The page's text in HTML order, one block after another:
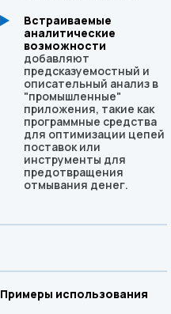
Встраиваемые
аналитические
возможности
добавляют
предсказуемостный и
описательный анализ в
"промышленные"
приложения, такие как
программные средства
для оптимизации цепей
поставок или
инструменты для
предотвращения
отмывания денег.
Примеры использования